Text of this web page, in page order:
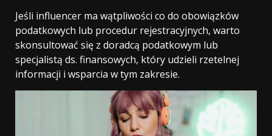
Jeśli influencer ma wątpliwości co do obowiązków
podatkowych lub procedur rejestracyjnych, warto
skonsultować się z doradcą podatkowym lub
specjalistą ds. finansowych, który udzieli rzetelnej
informacji i wsparcia w tym zakresie.